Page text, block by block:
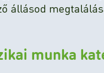
állásod
munka